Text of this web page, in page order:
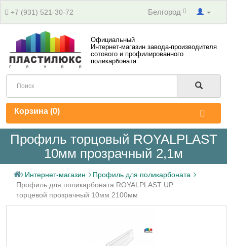
+7 (931) 521-30-72 Белгород
Официальный
Интернет-магазин завода-производителя
сотового и профилированного
поликарбоната
Корзина (0)
Профиль торцовый ROYALPLAST
10мм прозрачный 2,1м
Интернет-магазин
Профиль для поликарбоната
Профиль для поликарбоната ROYALPLAST UP
торцевой прозрачный 10мм 2100мм